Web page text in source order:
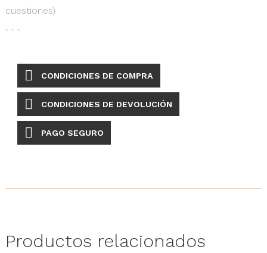
cuestiones)
CONDICIONES DE COMPRA
CONDICIONES DE DEVOLUCIÓN
PAGO SEGURO
Productos relacionados